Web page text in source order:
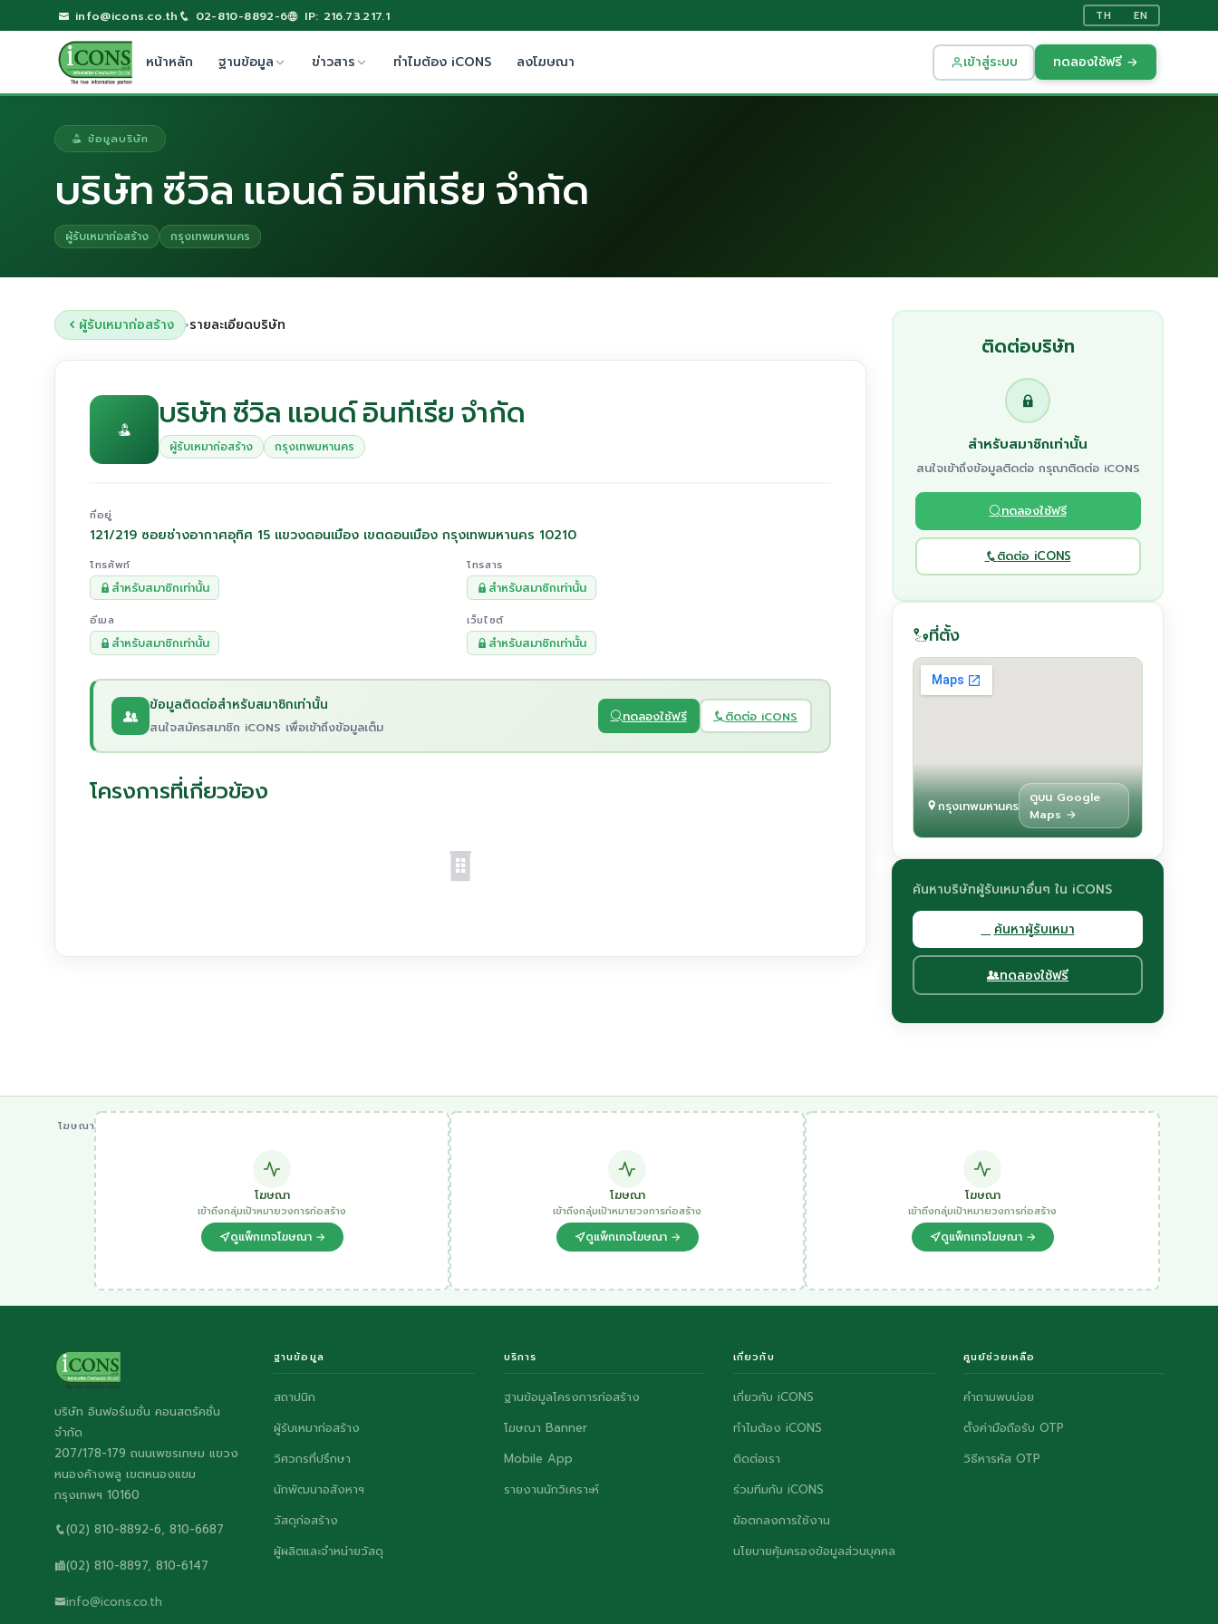
info@icons.co.th 02-810-8892-6 IP: 216.73.217.1 TH EN
หน้าหลัก ฐานข้อมูล ข่าวสาร ทำไมต้อง iCONS ลงโฆษณา เข้าสู่ระบบ ทดลองใช้ฟรี →
ข้อมูลบริษัท
บริษัท ซีวิล แอนด์ อินทีเรีย จำกัด
ผู้รับเหมาก่อสร้าง กรุงเทพมหานคร
ผู้รับเหมาก่อสร้าง ›รายละเอียดบริษัท
บริษัท ซีวิล แอนด์ อินทีเรีย จำกัด
ผู้รับเหมาก่อสร้าง กรุงเทพมหานคร
ที่อยู่
121/219 ซอยช่างอากาศอุทิศ 15 แขวงดอนเมือง เขตดอนเมือง กรุงเทพมหานคร 10210
โทรศัพท์
สำหรับสมาชิกเท่านั้น
โทรสาร
สำหรับสมาชิกเท่านั้น
อีเมล
สำหรับสมาชิกเท่านั้น
เว็บไซต์
สำหรับสมาชิกเท่านั้น
ข้อมูลติดต่อสำหรับสมาชิกเท่านั้น
สนใจสมัครสมาชิก iCONS เพื่อเข้าถึงข้อมูลเต็ม
ทดลองใช้ฟรี ติดต่อ iCONS
โครงการที่เกี่ยวข้อง
ติดต่อบริษัท
สำหรับสมาชิกเท่านั้น
สนใจเข้าถึงข้อมูลติดต่อ กรุณาติดต่อ iCONS
ทดลองใช้ฟรี
ติดต่อ iCONS
ที่ตั้ง
กรุงเทพมหานคร
ดูบน Google
Maps →
ค้นหาบริษัทผู้รับเหมาอื่นๆ ใน iCONS
ค้นหาผู้รับเหมา
ทดลองใช้ฟรี
โฆษณา
โฆษณา
เข้าถึงกลุ่มเป้าหมายวงการก่อสร้าง
ดูแพ็กเกจโฆษณา →
โฆษณา
เข้าถึงกลุ่มเป้าหมายวงการก่อสร้าง
ดูแพ็กเกจโฆษณา →
โฆษณา
เข้าถึงกลุ่มเป้าหมายวงการก่อสร้าง
ดูแพ็กเกจโฆษณา →
บริษัท อินฟอร์เมชั่น คอนสตรัคชั่น
จำกัด
207/178-179 ถนนเพชรเกษม แขวง
หนองค้างพลู เขตหนองแขม
กรุงเทพฯ 10160
(02) 810-8892-6, 810-6687
(02) 810-8897, 810-6147
info@icons.co.th
ฐานข้อมูล
สถาปนิก
ผู้รับเหมาก่อสร้าง
วิศวกรที่ปรึกษา
นักพัฒนาอสังหาฯ
วัสดุก่อสร้าง
ผู้ผลิตและจำหน่ายวัสดุ
บริการ
ฐานข้อมูลโครงการก่อสร้าง
โฆษณา Banner
Mobile App
รายงานนักวิเคราะห์
เกี่ยวกับ
เกี่ยวกับ iCONS
ทำไมต้อง iCONS
ติดต่อเรา
ร่วมทีมกับ iCONS
ข้อตกลงการใช้งาน
นโยบายคุ้มครองข้อมูลส่วนบุคคล
ศูนย์ช่วยเหลือ
คำถามพบบ่อย
ตั้งค่ามือถือรับ OTP
วิธีหารหัส OTP